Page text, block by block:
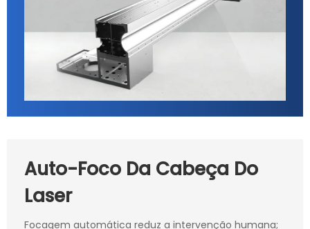
Auto-Foco Da Cabeça Do
Laser
Focagem automática reduz a intervenção humana;